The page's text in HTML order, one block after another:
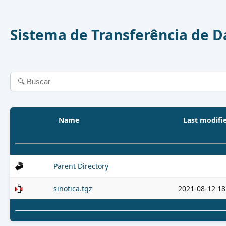
Sistema de Transferência de
Name Last
Parent Directory
sinotica.tgz 2021-08-12